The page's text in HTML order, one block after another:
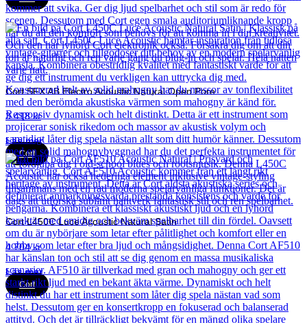
Cort SFX AB Electro Acoustic Natural Open Pore
3 418kr
Läs mer
Cort
Cort L450C Luce Acoustic Natural Satin
4 704kr
Läs mer
Cort